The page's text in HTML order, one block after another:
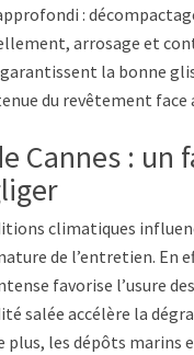
:
arrosage et
la bonne
du revêtement face
Cannes : un
climatiques
de l’entretien. En
favorise l’usure
salée accélère la
plus, les dépôts marins